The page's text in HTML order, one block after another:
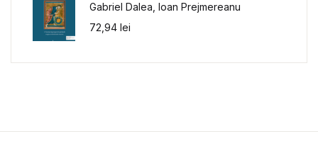
Gabriel Dalea, Ioan Prejmereanu
72,94 lei